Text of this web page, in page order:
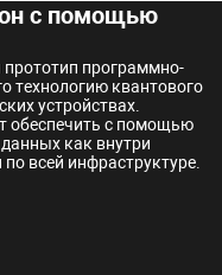
с помощью
прототип программно-
технологию квантового
устройствах.
обеспечить с помощью
как внутри
всей инфраструктуре.